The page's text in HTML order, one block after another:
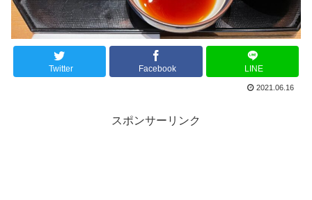
Twitter Facebook LINE
2021.06.16
スポンサーリンク